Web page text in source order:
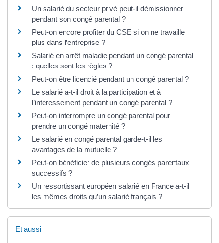
Un salarié du secteur privé peut-il démissionner
pendant son congé parental ?
Peut-on encore profiter du CSE si on ne travaille
plus dans l’entreprise ?
Salarié en arrêt maladie pendant un congé parental
: quelles sont les règles ?
Peut-on être licencié pendant un congé parental ?
Le salarié a-t-il droit à la participation et à
l’intéressement pendant un congé parental ?
Peut-on interrompre un congé parental pour
prendre un congé maternité ?
Le salarié en congé parental garde-t-il les
avantages de la mutuelle ?
Peut-on bénéficier de plusieurs congés parentaux
successifs ?
Un ressortissant européen salarié en France a-t-il
les mêmes droits qu’un salarié français ?
Et aussi